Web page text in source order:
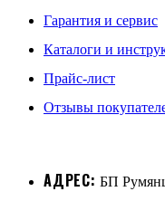
Гарантия и сервис
Каталоги и
Прайс-лист
Отзывы
АДРЕС: БП